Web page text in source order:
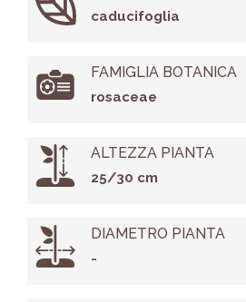
caducifoglia
FAMIGLIA BOTANICA
rosaceae
ALTEZZA PIANTA
25/30 cm
DIAMETRO PIANTA
-